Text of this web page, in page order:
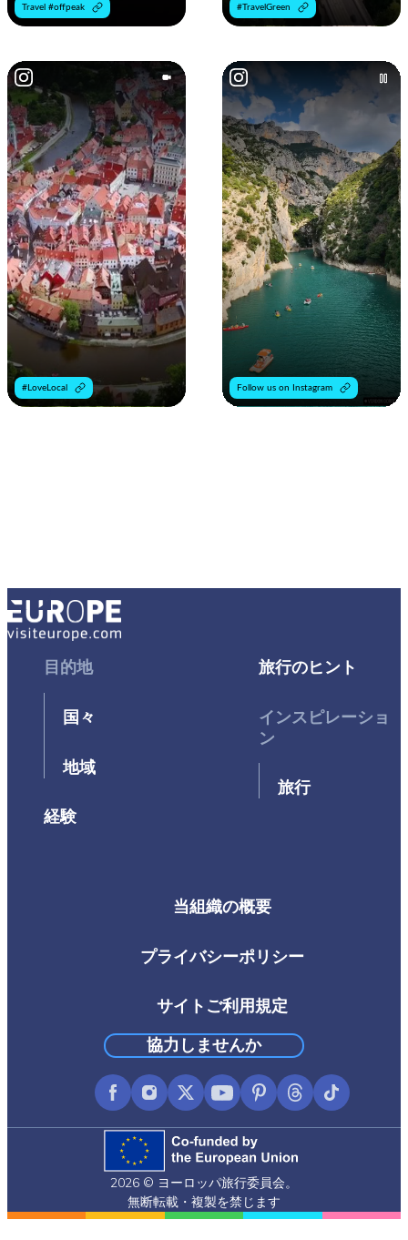
Travel #offpeak #TravelGreen
#LoveLocal Follow us on Instagram
Footer目的地
国々
地域
経験
Footer旅行のヒント
インスピレーショ
ン
旅行
Footer
当組織の概要
プライバシーポリシー
サイトご利用規定
協力しませんか
FacebookInstagram
X
(formerly
Twitter)
YouTubePinterest
ThreadsTikTok
2026 © ヨーロッパ旅行委員会。
無断転載・複製を禁じます